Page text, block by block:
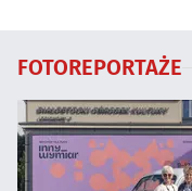
FOTOREPORTAŻE